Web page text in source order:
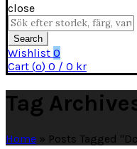
close
Search
for:
Search
Wishlist 0
Cart (o) 0 / 0 kr
Tag
Home » Posts Tagged